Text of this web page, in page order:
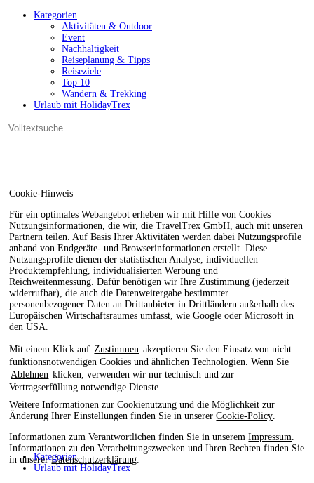
Cookie-Hinweis
Für ein optimales Webangebot erheben wir mit Hilfe von Cookies
Nutzungsinformationen, die wir, die TravelTrex GmbH, auch mit unseren
Partnern teilen. Auf Basis Ihrer Aktivitäten werden dabei Nutzungsprofile
anhand von Endgeräte- und Browserinformationen erstellt. Diese
Nutzungsprofile dienen der statistischen Analyse, individuellen
Produktempfehlung, individualisierten Werbung und
Reichweitenmessung. Dafür benötigen wir Ihre Zustimmung (jederzeit
widerrufbar), die auch die Datenweitergabe bestimmter
personenbezogener Daten an Drittanbieter in Drittländern außerhalb des
Europäischen Wirtschaftsraumes umfasst, wie Google oder Microsoft in
den USA.
Mit einem Klick auf Zustimmen akzeptieren Sie den Einsatz von nicht
funktionsnotwendigen Cookies und ähnlichen Technologien. Wenn Sie
Ablehnen klicken, verwenden wir nur technisch und zur
Vertragserfüllung notwendige Dienste.
Weitere Informationen zur Cookienutzung und die Möglichkeit zur
Änderung Ihrer Einstellungen finden Sie in unsererCookie-Policy
Informationen zum Verantwortlichen finden Sie in unseremImpressum
Informationen zu den Verarbeitungszwecken und Ihren Rechten finden Sie
in unsererDatenschutzerklärung
Kategorien
Aktivitäten & Outdoor
Event
Nachhaltigkeit
Reiseplanung & Tipps
Reiseziele
Top 10
Wandern & Trekking
Urlaub mit HolidayTrex
Kategorien
Urlaub mit HolidayTrex